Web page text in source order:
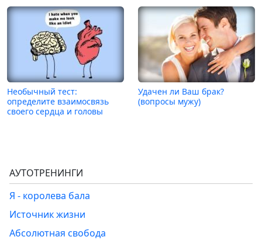
Необычный тест:
определите взаимосвязь
своего сердца и головы
Удачен ли Ваш брак?
(вопросы мужу)
АУТОТРЕНИНГИ
Я - королева бала
Источник жизни
Абсолютная свобода